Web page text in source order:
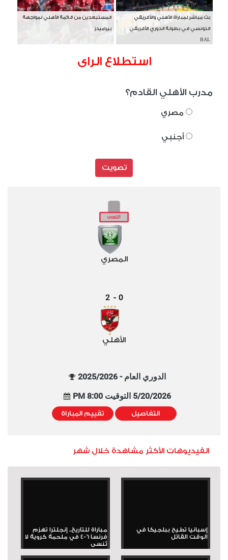
بث مباشر لمباراة الأهلي والأفريقي
التونسي في بطولة الدوري الأفريقي
BAL
المستبعدين من قائمة الأهلي لمواجهة
بيراميدز
استطلاع الراى
مدرب الأهلي القادم؟
مصري
أجنبي
تصويت
المصري
0
-
2
الأهلي
الدوري العام - 2025/2026
5/20/2026 التوقيت 8:00 PM
التفاصيل تقييم المباراة
الفيديوهات الأكثر مشاهدة خلال شهر
إسبانيا تطيح ببلجيكا في
الوقت القاتل
مباراة للتاريخ.. إنجلترا تهزم
فرنسا 6-4 في ملحمة كروية لا
تُنسى